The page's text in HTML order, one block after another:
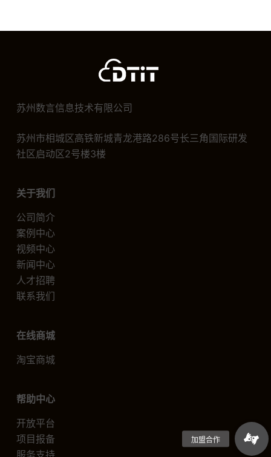
苏州数言信息技术有限公司
苏州市相城区高铁新城青龙港路286号长三角国际研发
社区启动区2号楼3楼
关于我们
公司简介
案例中心
视频中心
新闻中心
人才招聘
联系我们
在线商城
淘宝商城
帮助中心
开放平台
项目报备
服务支持